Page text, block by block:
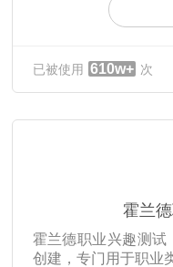
已被使用 610w+ 次
霍兰
霍兰德职业兴趣测
创建，专门用于职业